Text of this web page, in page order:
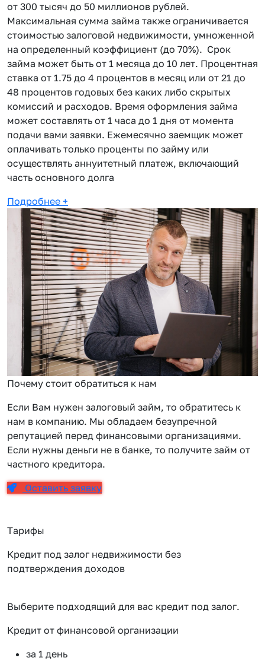
от 300 тысяч до 50 миллионов рублей.
Максимальная сумма займа также ограничивается
стоимостью залоговой недвижимости, умноженной
на определенный коэффициент (до 70%). Срок
займа может быть от 1 месяца до 10 лет. Процентная
ставка от 1.75 до 4 процентов в месяц или от 21 до
48 процентов годовых без каких либо скрытых
комиссий и расходов. Время оформления займа
может составлять от 1 часа до 1 дня от момента
подачи вами заявки. Ежемесячно заемщик может
оплачивать только проценты по займу или
осуществлять аннуитетный платеж, включающий
часть основного долга
Подробнее +
Почему стоит обратиться к нам
Если Вам нужен залоговый займ, то обратитесь к
нам в компанию. Мы обладаем безупречной
репутацией перед финансовыми организациями.
Если нужны деньги не в банке, то получите займ от
частного кредитора.
Оставить заявку
Тарифы
Кредит под залог недвижимости без
подтверждения доходов
Выберите подходящий для вас кредит под залог.
Кредит от финансовой организации
за 1 день